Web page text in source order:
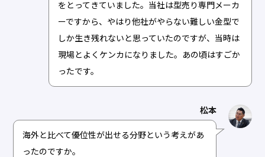
をとってきていました。当社は型売り専門メーカ
ーですから、やはり他社がやらない難しい金型で
しか生き残れないと思っていたのですが、当時は
現場とよくケンカになりました。あの頃はすごか
ったです。
松本
海外と比べて優位性が出せる分野という考えがあ
ったのですか。